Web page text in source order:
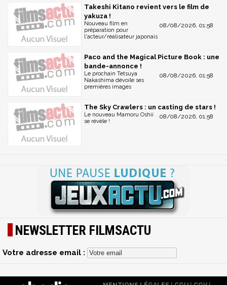
Takeshi Kitano revient vers le film de
yakuza !
08/08/2026, 01:58
Nouveau film en
préparation pour
l'acteur/réalisateur japonais
Paco and the Magical Picture Book : une
bande-annonce !
08/08/2026, 01:58
Le prochain Tetsuya
Nakashima dévoile ses
premières images
The Sky Crawlers : un casting de stars !
08/08/2026, 01:58
Le nouveau Mamoru Oshii
se révèle !
NEWSLETTER FILMSACTU
Votre adresse email :